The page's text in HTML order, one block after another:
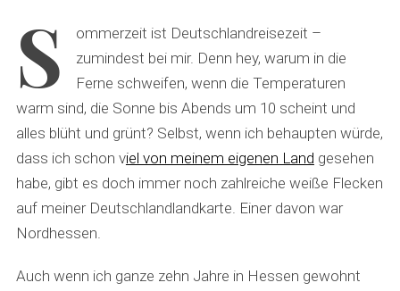
S
ommerzeit ist Deutschlandreisezeit –
zumindest bei mir. Denn hey, warum in die
Ferne schweifen, wenn die Temperaturen
warm sind, die Sonne bis Abends um 10 scheint und
alles blüht und grünt? Selbst, wenn ich behaupten würde,
dass ich schon viel von meinem eigenen Land gesehen
habe, gibt es doch immer noch zahlreiche weiße Flecken
auf meiner Deutschlandlandkarte. Einer davon war
Nordhessen.
Auch wenn ich ganze zehn Jahre in Hessen gewohnt